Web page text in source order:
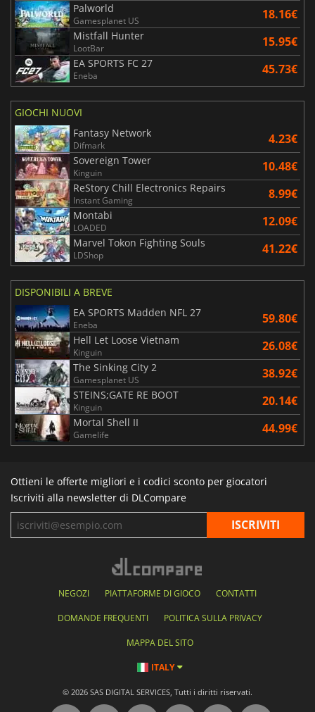
Palworld
Gamesplanet US 18.16€
Mistfall Hunter
LootBar 15.95€
EA SPORTS FC 27
Eneba 45.73€
GIOCHI NUOVI
Fantasy Network
Difmark 4.23€
Sovereign Tower
Kinguin 10.48€
ReStory Chill Electronics Repairs
Instant Gaming 8.99€
Montabi
LOADED 12.09€
Marvel Tokon Fighting Souls
LDShop 41.22€
DISPONIBILI A BREVE
EA SPORTS Madden NFL 27
Eneba 59.80€
Hell Let Loose Vietnam
Kinguin 26.08€
The Sinking City 2
Gamesplanet US 38.92€
STEINS;GATE RE BOOT
Kinguin 20.14€
Mortal Shell II
Gamelife 44.99€
Ottieni le offerte migliori e i codici sconto per giocatori
Iscriviti alla newsletter di DLCompare
NEGOZI PIATTAFORME DI GIOCO CONTATTI
DOMANDE FREQUENTI POLITICA SULLA PRIVACY
MAPPA DEL SITO
ITALY
© 2026 SAS DIGITAL SERVICES, Tutti i diritti riservati.